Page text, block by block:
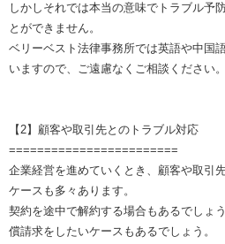
しかしそれでは本当の意味でトラブル予
とができません。
ベリーベスト法律事務所では英語や中国
いますので、ご遠慮なくご相談ください。
【2】顧客や取引先とのトラブル対応
========================
企業経営を進めていくとき、顧客や取引
ケースも多々あります。
契約を途中で解約する場合もあるでしょ
償請求をしたいケースもあるでしょう。